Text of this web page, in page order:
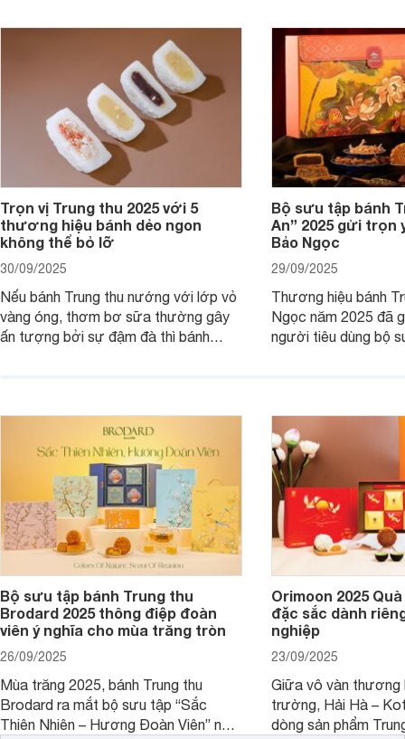
trúng thưởng của bia Hà Nội thì dưới
đây là các thông tin hữu ích cho bạn.
trúng thưởng của
Tết Bính Ngọ 2026.
Trọn vị Trung thu 2025 với 5
thương hiệu bánh dẻo ngon
không thể bỏ lỡ
30/09/2025
Nếu bánh Trung thu nướng với lớp vỏ
vàng óng, thơm bơ sữa thường gây
ấn tượng bởi sự đậm đà thì bánh
Bộ sưu tập bánh
An” 2025 gửi
Bảo Ngọc
29/09/2025
Thương hiệu bánh
Ngọc năm 2025 đã
người tiêu dùng bộ
sưu tập này nhé.
Bộ sưu tập bánh Trung thu
Brodard 2025 thông điệp đoàn
viên ý nghĩa cho mùa trăng tròn
26/09/2025
Mùa trăng 2025, bánh Trung thu
Brodard ra mắt bộ sưu tập “Sắc
Thiên Nhiên – Hương Đoàn Viên” nơi
Orimoon 2025
đặc sắc dành
nghiệp
23/09/2025
Giữa vô vàn thương
trường, Hải Hà –
dòng sản phẩm